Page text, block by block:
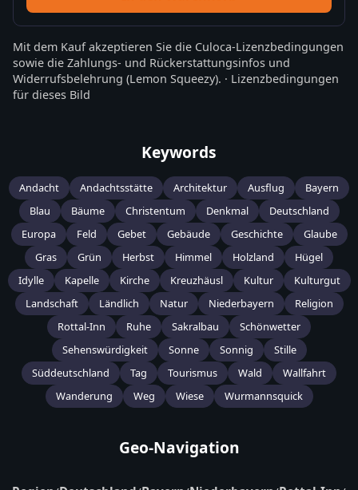
Mit dem Kauf akzeptieren Sie die Culoca-Lizenzbedingungen
sowie die Zahlungs- und Rückerstattungsinfos und
Widerrufsbelehrung (Lemon Squeezy). · Lizenzbedingungen
für dieses Bild
Keywords
Andacht Andachtsstätte Architektur Ausflug
Bayern
Blau
Bäume Christentum Denkmal
Deutschland
Europa
Feld Gebet Gebäude Geschichte
Glaube
Gras
Grün Herbst Himmel Holzland
Hügel
Idylle
Kapelle Kirche Kreuzhäusl Kultur
Kulturgut
Landschaft
Ländlich Natur Niederbayern
Religion
Rottal-Inn
Ruhe Sakralbau
Schönwetter
Sehenswürdigkeit
Sonne Sonnig
Stille
Süddeutschland
Tag Tourismus Wald
Wallfahrt
Wanderung
Weg Wiese Wurmannsquick
Geo-Navigation